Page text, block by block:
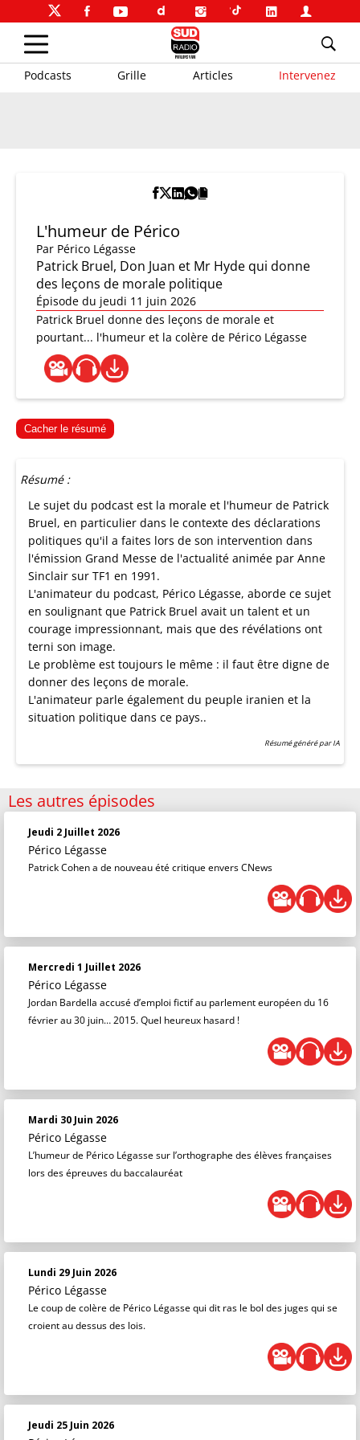
Podcasts Grille Articles Intervenez
L'humeur de Périco
Par Périco Légasse
Patrick Bruel, Don Juan et Mr Hyde qui donne
des leçons de morale politique
Épisode du jeudi 11 juin 2026
Patrick Bruel donne des leçons de morale et
pourtant... l'humeur et la colère de Périco Légasse
Cacher le résumé
Résumé :
Le sujet du podcast est la morale et l'humeur de Patrick
Bruel, en particulier dans le contexte des déclarations
politiques qu'il a faites lors de son intervention dans
l'émission Grand Messe de l'actualité animée par Anne
Sinclair sur TF1 en 1991.
L'animateur du podcast, Périco Légasse, aborde ce sujet
en soulignant que Patrick Bruel avait un talent et un
courage impressionnant, mais que des révélations ont
terni son image.
Le problème est toujours le même : il faut être digne de
donner des leçons de morale.
L'animateur parle également du peuple iranien et la
situation politique dans ce pays..
Résumé généré par IA
Les autres épisodes
Jeudi 2 Juillet 2026
Périco Légasse
Patrick Cohen a de nouveau été critique envers CNews
Mercredi 1 Juillet 2026
Périco Légasse
Jordan Bardella accusé d’emploi fictif au parlement européen du 16
février au 30 juin… 2015. Quel heureux hasard !
Mardi 30 Juin 2026
Périco Légasse
L’humeur de Périco Légasse sur l’orthographe des élèves françaises
lors des épreuves du baccalauréat
Lundi 29 Juin 2026
Périco Légasse
Le coup de colère de Périco Légasse qui dit ras le bol des juges qui se
croient au dessus des lois.
Jeudi 25 Juin 2026